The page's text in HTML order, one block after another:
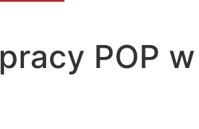
POP